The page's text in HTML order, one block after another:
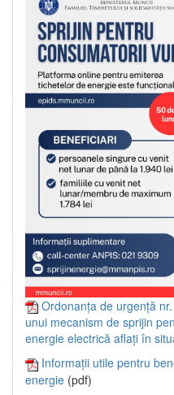
Ordonanța de urgență
unui mecanism de sprijin
energie electrică aflați în
Informații utile pentru
energie (pdf)